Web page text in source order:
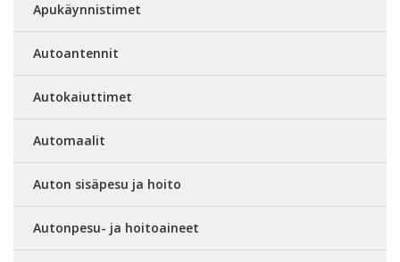
Apukäynnistimet
Autoantennit
Autokaiuttimet
Automaalit
Auton sisäpesu ja hoito
Autonpesu- ja hoitoaineet